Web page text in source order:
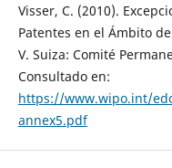
Visser, C. (2010).
Patentes en el Ámbito
V. Suiza: Comité
Consultado en:
https://www.wipo.int/
annex5.pdf